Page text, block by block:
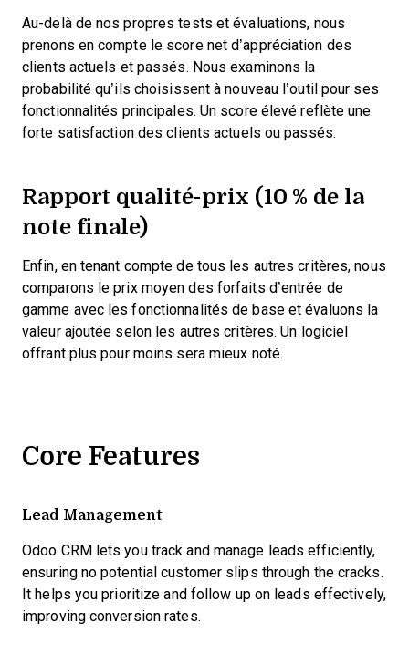
Au-delà de nos propres tests et évaluations, nous
prenons en compte le score net d’appréciation des
clients actuels et passés. Nous examinons la
probabilité qu’ils choisissent à nouveau l’outil pour ses
fonctionnalités principales. Un score élevé reflète une
forte satisfaction des clients actuels ou passés.
Rapport qualité-prix (10 % de la
note finale)
Enfin, en tenant compte de tous les autres critères, nous
comparons le prix moyen des forfaits d’entrée de
gamme avec les fonctionnalités de base et évaluons la
valeur ajoutée selon les autres critères. Un logiciel
offrant plus pour moins sera mieux noté.
Core Features
Lead Management
Odoo CRM lets you track and manage leads efficiently,
ensuring no potential customer slips through the cracks.
It helps you prioritize and follow up on leads effectively,
improving conversion rates.